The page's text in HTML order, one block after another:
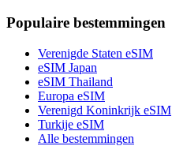
Populaire bestemmingen
Verenigde Staten eSIM
eSIM Japan
eSIM Thailand
Europa eSIM
Verenigd Koninkrijk eSIM
Turkije eSIM
Alle bestemmingen